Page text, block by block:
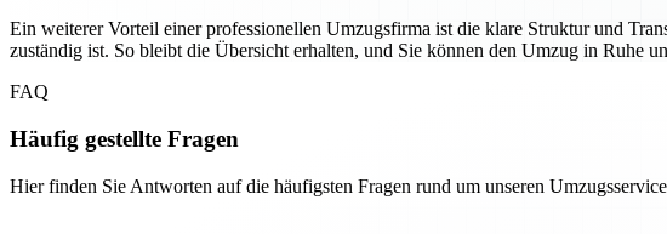
Ein weiterer Vorteil einer professionellen Umzugsfirma ist die klare Struktur und
zuständig ist. So bleibt die Übersicht erhalten, und Sie können den Umzug in Ruhe
FAQ
Häufig gestellte Fragen
Hier finden Sie Antworten auf die häufigsten Fragen rund um unseren